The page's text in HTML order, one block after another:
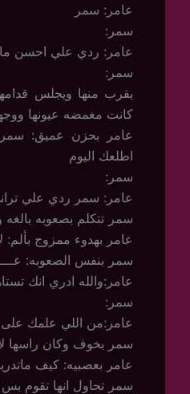
عامر: سمر
سمر:
عامر: ردي علي احسن
سمر:
يقرب منها ويجلس
كانت مغمضه عيونها
عامر بحزن عميق:
اطلعك اليوم
سمر:
عامر: سمر ردي علي
سمر تتكلم بصعوبه بالغه
عامر بهدوء ممزوج بألم:
سمر بنفس الصعوبه:
عامر:والله ادري انك
سمر:
عامر:من اللي علمك
سمر بخوف وكان راسها
عامر بعصبيه: كيف
سمر تحاول انها تقوم